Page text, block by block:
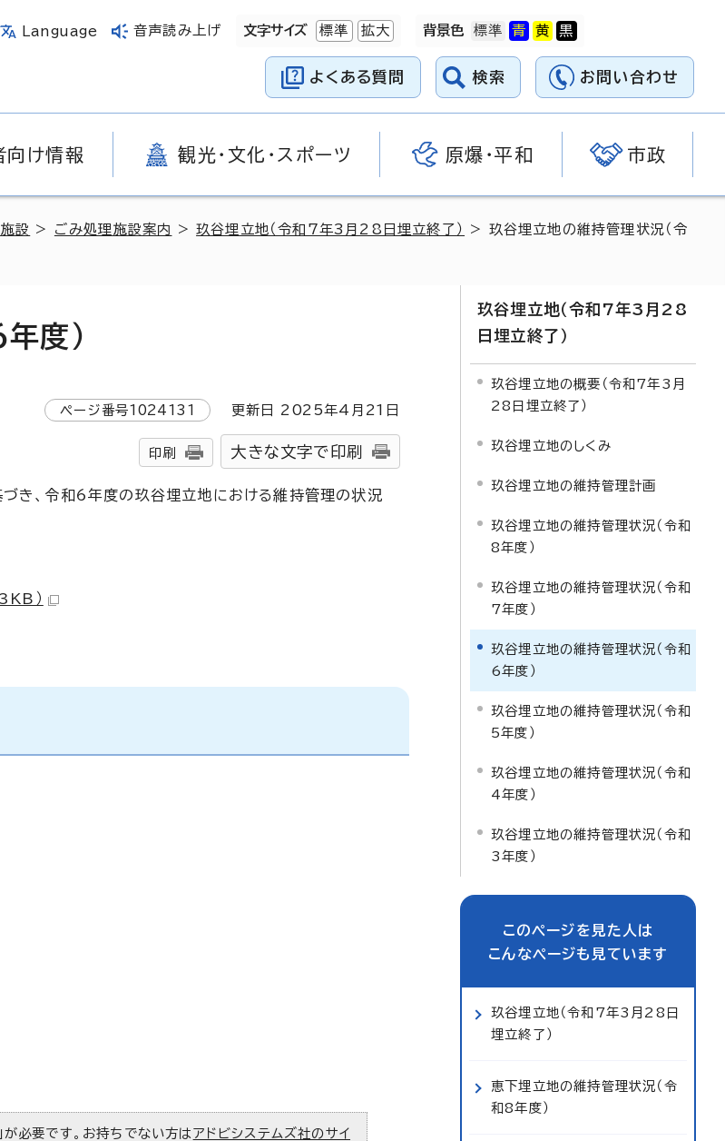
Language 音声読み上げ 文字サイズ 標準 拡大 背景色
よくある質問 検索 お問い合わせ
向け情報 観光・文化・スポーツ 原爆・平和 市政
設 > ごみ処理施設案内 >玖谷埋立地（令和7年3月28日埋立終了）
> 玖谷埋立地の維持管理状況（令
度）
ページ番号1024131 更新日 2025年4月 21 日
印刷 大きな文字で印刷
き、令和6年度の玖谷埋立地における維持管理の状況
）
必要です。お持ちでない方は アドビシステムズ社のサイ
玖谷埋立地（令和7年3月28
日埋立終了）
玖谷埋立地の概要（令和7年3月
28日埋立終了）
玖谷埋立地のしくみ
玖谷埋立地の維持管理計画
玖谷埋立地の維持管理状況（令和
8年度）
玖谷埋立地の維持管理状況（令和
7年度）
玖谷埋立地の維持管理状況（令和
6年度）
玖谷埋立地の維持管理状況（令和
5年度）
玖谷埋立地の維持管理状況（令和
4年度）
玖谷埋立地の維持管理状況（令和
3年度）
このページを見た人は
こんなページも見ています
玖谷埋立地（令和7年3月28日
埋立終了）
恵下埋立地の維持管理状況（令
和8年度）